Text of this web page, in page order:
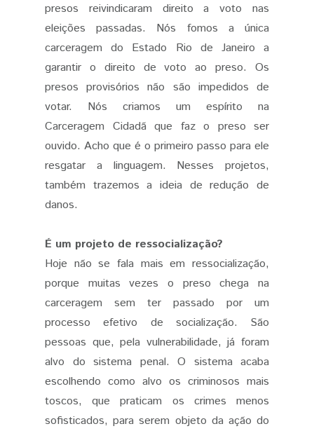
presos reivindicaram direito a voto nas
eleições passadas. Nós fomos a única
carceragem do Estado Rio de Janeiro a
garantir o direito de voto ao preso. Os
presos provisórios não são impedidos de
votar. Nós criamos um espírito na
Carceragem Cidadã que faz o preso ser
ouvido. Acho que é o primeiro passo para ele
resgatar a linguagem. Nesses projetos,
também trazemos a ideia de redução de
danos.
É um projeto de ressocialização?
Hoje não se fala mais em ressocialização,
porque muitas vezes o preso chega na
carceragem sem ter passado por um
processo efetivo de socialização. São
pessoas que, pela vulnerabilidade, já foram
alvo do sistema penal. O sistema acaba
escolhendo como alvo os criminosos mais
toscos, que praticam os crimes menos
sofisticados, para serem objeto da ação do